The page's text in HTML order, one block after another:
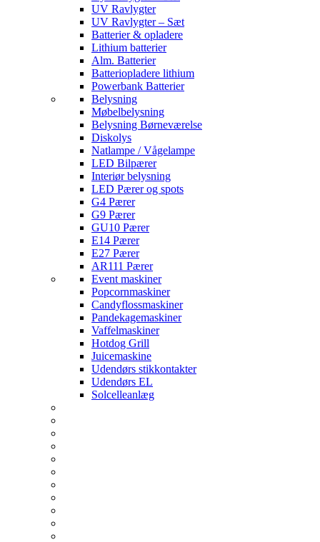
UV Ravlygter
UV Ravlygter – Sæt
Batterier & opladere
Lithium batterier
Alm. Batterier
Batteriopladere lithium
Powerbank Batterier
Belysning
Møbelbelysning
Belysning Børneværelse
Diskolys
Natlampe / Vågelampe
LED Bilpærer
Interiør belysning
LED Pærer og spots
G4 Pærer
G9 Pærer
GU10 Pærer
E14 Pærer
E27 Pærer
AR111 Pærer
Event maskiner
Popcornmaskiner
Candyflossmaskiner
Pandekagemaskiner
Vaffelmaskiner
Hotdog Grill
Juicemaskine
Udendørs stikkontakter
Udendørs EL
Solcelleanlæg